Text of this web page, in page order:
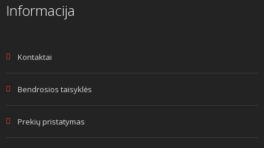
Informacija
Kontaktai
Bendrosios taisyklės
Prekių pristatymas